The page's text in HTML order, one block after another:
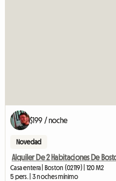
$199 / noche
Novedad
Alquiler De 2 Habitaciones De
Casa entera | Boston (02119) | 120 M2
5 pers. | 3 noches mínimo